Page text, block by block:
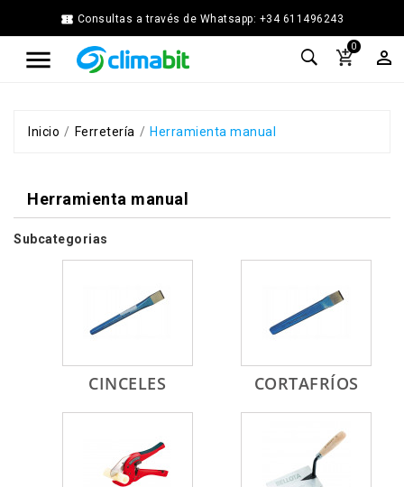
 Consultas a través de Whatsapp: +34 611496243

Home
Agua
Chimenea
Energía
Solar
Térmica

0

Inicio Ferretería Herramienta manual
Herramienta manual
Subcategorias
CINCELES CORTAFRÍOS